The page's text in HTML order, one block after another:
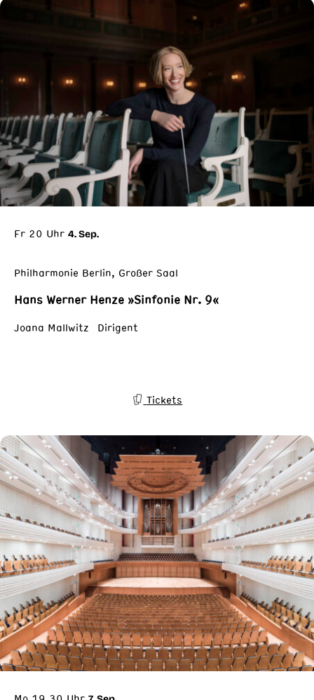
Fr 20 Uhr 4. Sep.
Philharmonie Berlin, Großer Saal
Hans Werner Henze »Sinfonie Nr. 9«
Joana Mallwitz Dirigent
Tickets